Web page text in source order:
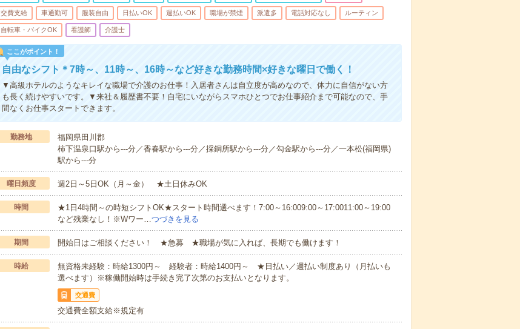
交費支給 車通勤可 服装自由 日払いOK 週払いOK 職場が禁煙 派遣多 電話対応なし ルーティン
自転車・バイクOK 看護師 介護士
ここがポイント！
自由なシフト＊7時～、11時～、16時～など好きな勤務時間×好きな曜日で働く！
▼高級ホテルのようなキレイな職場で介護のお仕事！入居者さんは自立度が高めなので、体力に自信がない方
も長く続けやすいです。▼来社＆履歴書不要！自宅にいながらスマホひとつでお仕事紹介まで可能なので、手
間なくお仕事スタートできます。
勤務地
福岡県田川郡
柿下温泉口駅から---分／香春駅から---分／採銅所駅から---分／勾金駅から---分／一本松(福岡県)
駅から---分
曜日頻度 週2日～5日OK（月～金） ★土日休みOK
時間
★1日4時間～の時短シフトOK★スタート時間選べます！7:00～16:009:00～17:0011:00～19:00
など残業なし！※Wワー…つづきを見る
期間 開始日はご相談ください！ ★急募 ★職場が気に入れば、長期でも働けます！
時給
無資格未経験：時給1300円～ 経験者：時給1400円～ ★日払い／週払い制度あり（月払いも
選べます）※稼働開始時は手続き完了次第のお支払いとなります。
交通費
交通費全額支給※規定有